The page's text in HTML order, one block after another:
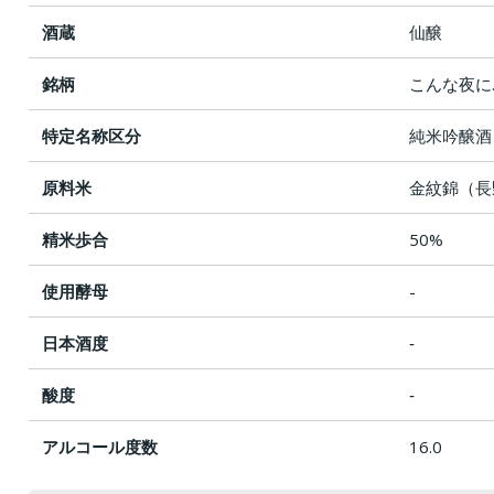
酒蔵 仙醸
銘柄 こんな夜
特定名称区分 純米吟醸酒
原料米 金紋錦（長
精米歩合 50%
使用酵母 -
日本酒度 ‐
酸度 ‐
アルコール度数 16.0